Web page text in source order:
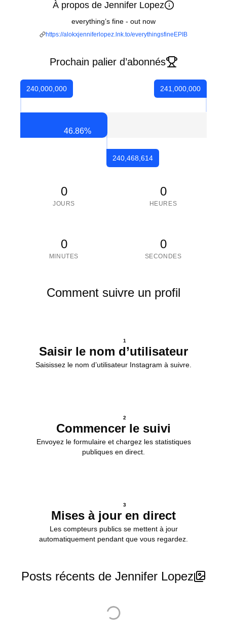
À propos de Jennifer Lopez
everything’s fine - out now
https://alokxjenniferlopez.lnk.to/everythingsfineEPIB
Prochain palier d’abonnés
240,000,000
46.86%
240,468,614
241,000,000
0
JOURS
0
HEURES
0
MINUTES
0
SECONDES
Comment suivre un profil
1
Saisir le nom d’utilisateur
Saisissez le nom d’utilisateur Instagram à suivre.
2
Commencer le suivi
Envoyez le formulaire et chargez les statistiques
publiques en direct.
3
Mises à jour en direct
Les compteurs publics se mettent à jour
automatiquement pendant que vous regardez.
Posts récents de Jennifer Lopez